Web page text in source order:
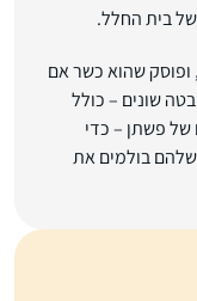
בית החלל.
שהוא כשר אם
שונים – כולל
של פשתן – כדי
בולמים את